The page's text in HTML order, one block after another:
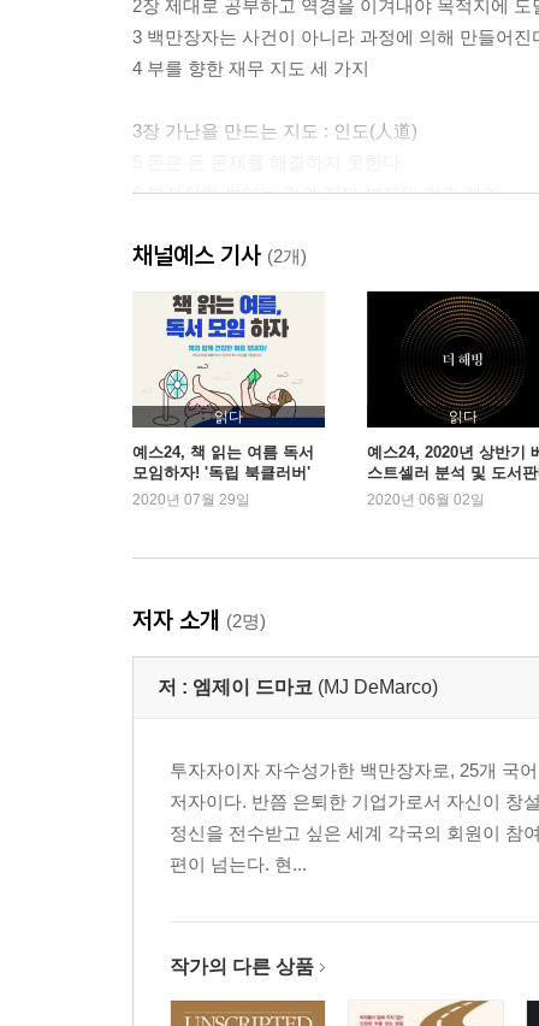
2장 제대로 공부하고 역경을 이겨내야 목적지에 도
3 백만장자는 사건이 아니라 과정에 의해 만들어진
4 부를 향한 재무 지도 세 가지
3장 가난을 만드는 지도 : 인도(人道)
6 부자처럼 보이는 것과 진짜 부자인 것의 차이
8 ‘인생 한 방’을 노리는 사람은 가난을 면치 못한다
9 인생을 남의 손에 맡기고 남 탓하며 사는 사람들
4장 평범한 삶을 만드는 지도 : 서행차선
10 절약만으로는 절대 부자가 될 수 없다
11 당신은 자유를 사기 위해 자유를 팔고 있다
12 당신이 부의 길이라고 믿었던 것들의 함정
13 학위보다 빚더미를 먼저 안겨 주는 교육
14 자가당착에 빠진 서행차선의 구루들
16 빠르게 부자가 되기 위한 사고방식은 따로 있다
17 직장 같은 사업은 No! 사업은 시스템으로 굴려라
18 초고속으로 돈을 벌고 불리는 방법
20 부자가 복리를 활용하는 방식
21 돈이 저절로 따라오는 영향력의 법칙
6장 지금 당신 인생의 운전대를 잡아라
25 역풍으로 작용하는 사람들에게 등을 돌려라
26 노동 시간은 자유 시간의 대가다
채널예스 기사 (2개)
읽다
예스24, 책 읽는 여름 독서
모임하자! '독립 북클러버'
여름맞이 이벤트
2020년 07월 29일
읽다
예스24, 2020년 상반기
스트셀러 분석 및 도서
동향 발표
2020년 06월 02일
저자 소개 (2명)
저 : 엠제이 드마코 (MJ DeMarco)
투자자이자 자수성가한 백만장자로, 25개 국
저자이다. 반쯤 은퇴한 기업가로서 자신이 창
정신을 전수받고 싶은 세계 각국의 회원이 참
편이 넘는다. 현...
작가의 다른 상품